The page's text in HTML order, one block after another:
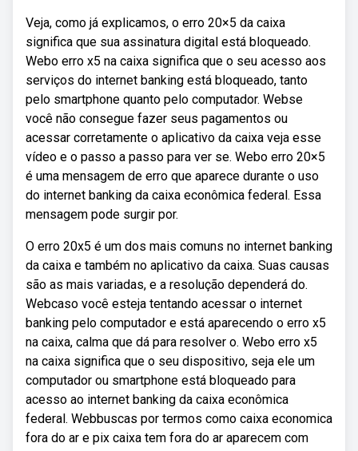
Veja, como já explicamos, o erro 20×5 da caixa
significa que sua assinatura digital está bloqueado.
Webo erro x5 na caixa significa que o seu acesso aos
serviços do internet banking está bloqueado, tanto
pelo smartphone quanto pelo computador. Webse
você não consegue fazer seus pagamentos ou
acessar corretamente o aplicativo da caixa veja esse
vídeo e o passo a passo para ver se. Webo erro 20×5
é uma mensagem de erro que aparece durante o uso
do internet banking da caixa econômica federal. Essa
mensagem pode surgir por.
O erro 20x5 é um dos mais comuns no internet banking
da caixa e também no aplicativo da caixa. Suas causas
são as mais variadas, e a resolução dependerá do.
Webcaso você esteja tentando acessar o internet
banking pelo computador e está aparecendo o erro x5
na caixa, calma que dá para resolver o. Webo erro x5
na caixa significa que o seu dispositivo, seja ele um
computador ou smartphone está bloqueado para
acesso ao internet banking da caixa econômica
federal. Webbuscas por termos como caixa economica
fora do ar e pix caixa tem fora do ar aparecem com